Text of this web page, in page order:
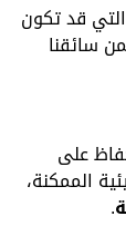
تكون